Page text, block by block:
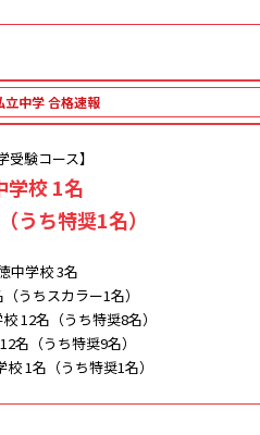
立中学 合格速報
受験コース】
学校 1名
うち特奨1名）
中学校 3名
うちスカラー1名）
12名（うち特奨8名）
名（うち特奨9名）
1名（うち特奨1名）